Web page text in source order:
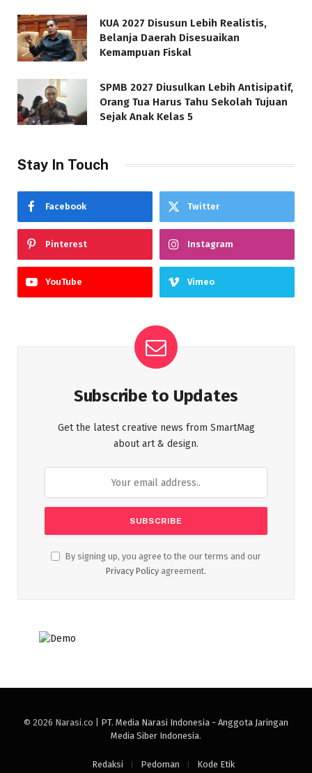
KUA 2027 Disusun Lebih Realistis,
Belanja Daerah Disesuaikan
Kemampuan Fiskal
SPMB 2027 Diusulkan Lebih Antisipatif,
Orang Tua Harus Tahu Sekolah Tujuan
Sejak Anak Kelas 5
Stay In Touch
Facebook Twitter
Pinterest Instagram
YouTube Vimeo
Subscribe to Updates
Get the latest creative news from SmartMag
about art & design.
By signing up, you agree to the our terms and our
Privacy Policy agreement.
© 2026 Narasi.co | PT. Media Narasi Indonesia - Anggota Jaringan
Media Siber Indonesia.
Redaksi Pedoman Kode Etik